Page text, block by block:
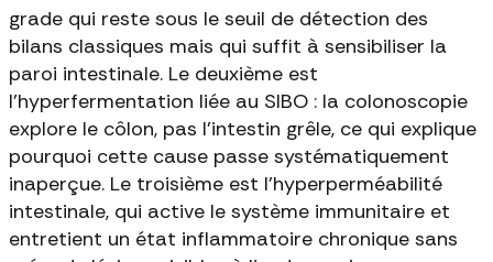
grade qui reste sous le seuil de détection des
bilans classiques mais qui suffit à sensibiliser la
paroi intestinale. Le deuxième est
l'hyperfermentation liée au SIBO : la colonoscopie
explore le côlon, pas l'intestin grêle, ce qui explique
pourquoi cette cause passe systématiquement
inaperçue. Le troisième est l'hyperperméabilité
intestinale, qui active le système immunitaire et
entretient un état inflammatoire chronique sans